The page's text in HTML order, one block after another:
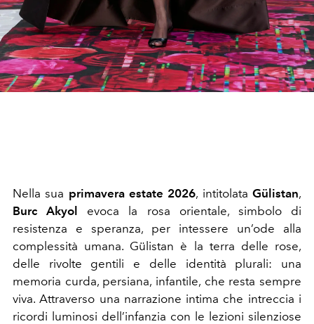
Nella sua primavera estate 2026, intitolataGülistan,
Burc Akyol evoca la rosa orientale, simbolo di
resistenza e speranza, per intessere un’ode alla
complessità umana. Gülistan è la terra delle rose,
delle rivolte gentili e delle identità plurali: una
memoria curda, persiana, infantile, che resta sempre
viva. Attraverso una narrazione intima che intreccia i
ricordi luminosi dell’infanzia con le lezioni silenziose